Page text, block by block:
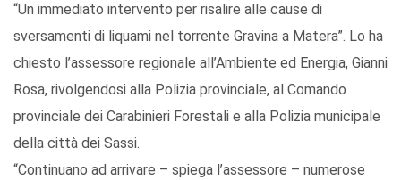
“Un immediato intervento per risalire alle cause di
sversamenti di liquami nel torrente Gravina a Matera”. Lo ha
chiesto l’assessore regionale all’Ambiente ed Energia, Gianni
Rosa, rivolgendosi alla Polizia provinciale, al Comando
provinciale dei Carabinieri Forestali e alla Polizia municipale
della città dei Sassi.
“Continuano ad arrivare – spiega l’assessore – numerose